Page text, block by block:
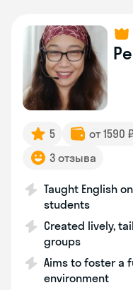
5 от 1590
3 отзыва
Taught English
students
Created lively,
groups
Aims to foster a
environment